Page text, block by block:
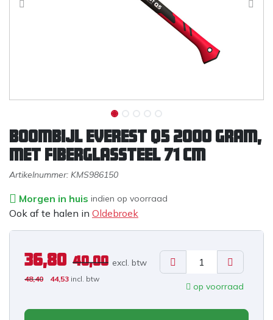
Boombijl EVEREST Q5 2000 gram,
met fiberglassteel 71 cm
Artikelnummer: KMS986150
Morgen in huis indien op voorraad
Ook af te halen in Oldebroek
36,80 40,00 excl. btw
48,40 44,53 incl. btw
op voorraad